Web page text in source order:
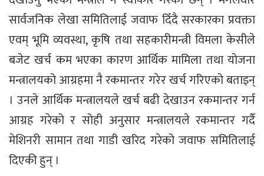
सार्वजनिक लेखा समितिलाई जवाफ दिँदै सरकारका प्रवक्ता
एवम् भूमि व्यवस्था, कृषि तथा सहकारीमन्त्री विमला केसीले
बजेट खर्च कम भएका कारण आर्थिक मामिला तथा योजना
मन्त्रालयको आग्रहमा नै रकमान्तर गरेर खर्च गरिएको बताइन्
। उनले आर्थिक मन्त्रालयले खर्च बढी देखाउन रकमान्तर गर्न
आग्रह गरेको र सोही अनुसार मन्त्रालयले रकमान्तर गर्दै
मेशिनरी सामान तथा गाडी खरिद गरेको जवाफ समितिलाई
दिएकी हुन् ।